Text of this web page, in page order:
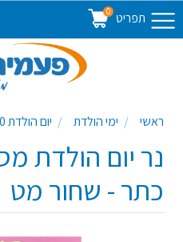
תפריט 0
ראשי ימי הולדת יום הולדת 20
כתר - שחור מט